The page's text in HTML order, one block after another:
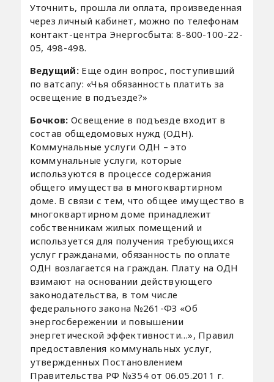
Уточнить, прошла ли оплата, произведенная
через личный кабинет, можно по телефонам
контакт-центра Энергосбыта: 8-800-100-22-
05, 498-498.
Ведущий: Еще один вопрос, поступивший
по ватсапу: «Чья обязанность платить за
освещение в подъезде?»
Бочков: Освещение в подъезде входит в
состав общедомовых нужд (ОДН).
Коммунальные услуги ОДН – это
коммунальные услуги, которые
используются в процессе содержания
общего имущества в многоквартирном
доме. В связи с тем, что общее имущество в
многоквартирном доме принадлежит
собственникам жилых помещений и
используется для получения требующихся
услуг гражданами, обязанность по оплате
ОДН возлагается на граждан. Плату на ОДН
взимают на основании действующего
законодательства, в том числе
федерального закона №261-ФЗ «Об
энергосбережении и повышении
энергетической эффективности…», Правил
предоставления коммунальных услуг,
утвержденных Постановлением
Правительства РФ №354 от 06.05.2011 г.